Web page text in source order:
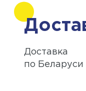
Доставка
по Беларуси